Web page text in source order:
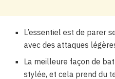
L’essentiel est de parer
avec des attaques
La meilleure façon de
stylée, et cela prend du